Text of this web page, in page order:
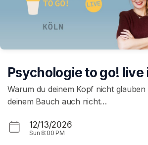
Psychologie to go! live
Warum du deinem Kopf nicht glauben
deinem Bauch auch nicht…
12/13/2026
Sun 8:00 PM